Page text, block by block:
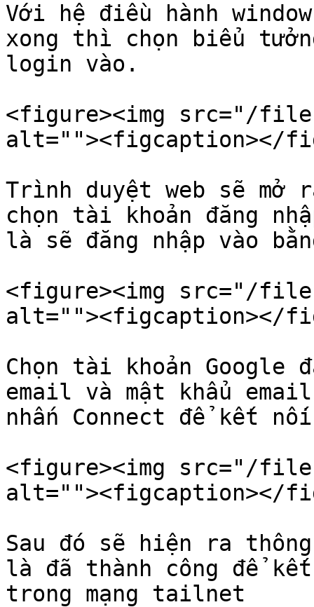
Với hệ điều hành
xong thì chọn biểu
login vào.
<figure><img src="/
alt=""><figcaption></
Trình duyệt web sẽ mở
chọn tài khoản đăng
là sẽ đăng nhập vào
<figure><img src="/files/
alt=""><figcaption></
Chọn tài khoản Google
email và mật khẩu
nhấn Connect để kết
<figure><img src="/files/
alt=""><figcaption></
Sau đó sẽ hiện ra
là đã thành công để
trong mạng tailnet